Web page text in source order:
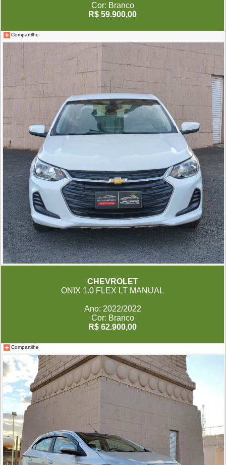
Cor: Branco
R$ 59.900,00
Compartilhe
CHEVROLET
ONIX 1.0 FLEX LT MANUAL
Ano: 2022/2022
Cor: Branco
R$ 62.900,00
Compartilhe